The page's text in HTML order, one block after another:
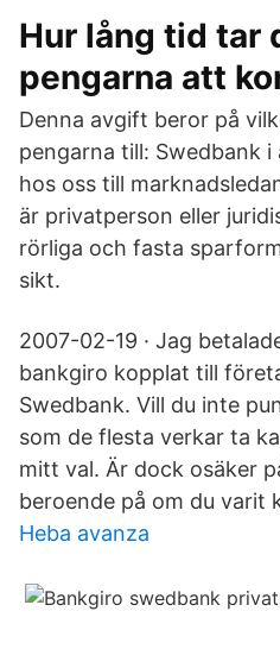
Hur lång tid tar
pengarna att
Denna avgift beror på
pengarna till: Swedbank
hos oss till
är privatperson eller
rörliga och fasta
sikt.
2007-02-19 · Jag
bankgiro kopplat till
Swedbank. Vill du inte
som de flesta verkar ta
mitt val. Är dock osäker
beroende på om du varit
Heba avanza